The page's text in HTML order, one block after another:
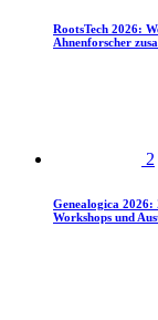
RootsTech 2026:
Ahnenforscher
2
Genealogica
Workshops und